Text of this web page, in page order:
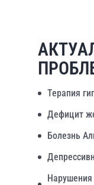
Терапия
Дефицит
Болезнь
Нарушения